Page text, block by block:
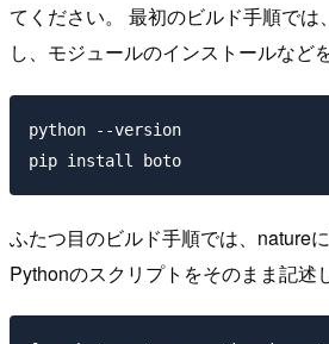
てください。 最初のビルド手順では
し、モジュールのインストールなど
python --version
ふたつ目のビルド手順では、nature
Pythonのスクリプトをそのまま記述